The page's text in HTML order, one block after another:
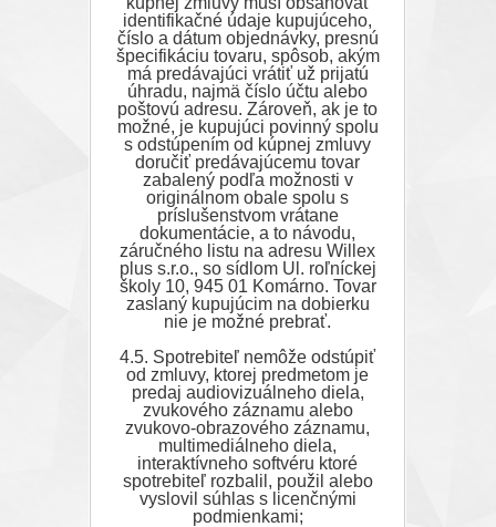
identifikačné údaje kupujúceho,
číslo a dátum objednávky, presnú
špecifikáciu tovaru, spôsob, akým
má predávajúci vrátiť už prijatú
úhradu, najmä číslo účtu alebo
poštovú adresu. Zároveň, ak je to
možné, je kupujúci povinný spolu
s odstúpením od kúpnej zmluvy
doručiť predávajúcemu tovar
zabalený podľa možnosti v
originálnom obale spolu s
príslušenstvom vrátane
dokumentácie, a to návodu,
záručného listu na adresu Willex
plus s.r.o., so sídlom Ul. roľníckej
školy 10, 945 01 Komárno. Tovar
zaslaný kupujúcim na dobierku
nie je možné prebrať.
4.5. Spotrebiteľ nemôže odstúpiť
od zmluvy, ktorej predmetom je
predaj audiovizuálneho diela,
zvukového záznamu alebo
zvukovo-obrazového záznamu,
multimediálneho diela,
interaktívneho softvéru ktoré
spotrebiteľ rozbalil, použil alebo
vyslovil súhlas s licenčnými
podmienkami;